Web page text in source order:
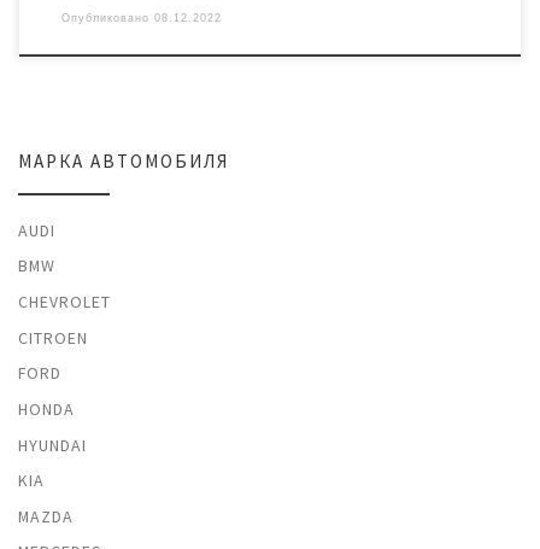
Опубликовано 08.12.2022
МАРКА АВТОМОБИЛЯ
AUDI
BMW
CHEVROLET
CITROEN
FORD
HONDA
HYUNDAI
KIA
MAZDA